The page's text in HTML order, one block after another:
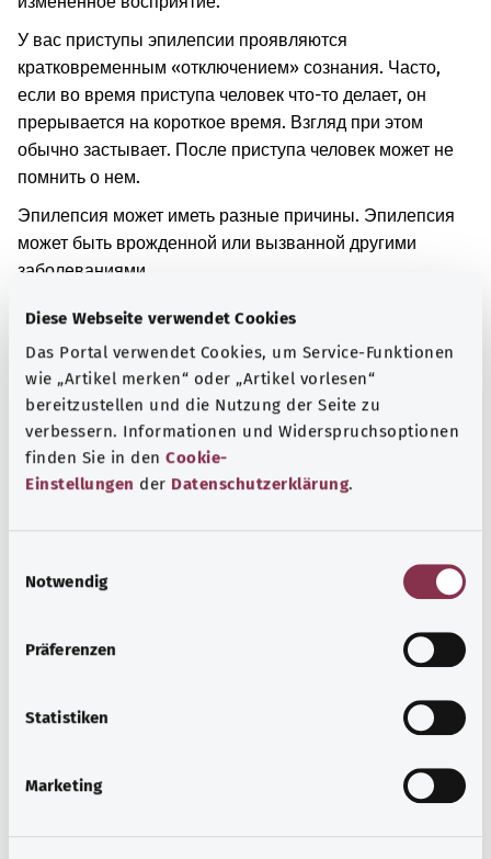
Diese Webseite verwendet Cookies
Das Portal verwendet Cookies, um Service-Funktionen
wie „Artikel merken“ oder „Artikel vorlesen“
bereitzustellen und die Nutzung der Seite zu
verbessern. Informationen und Widerspruchsoptionen
finden Sie in den Cookie-
Einstellungen der Datenschutzerklärung.
Notwendig
Präferenzen
Statistiken
Marketing
У вас приступы эпилепсии проявляются
кратковременным «отключением» сознания. Часто,
если во время приступа человек что-то делает, он
прерывается на короткое время. Взгляд при этом
обычно застывает. После приступа человек может не
помнить о нем.
Эпилепсия может иметь разные причины. Эпилепсия
может быть врожденной или вызванной другими
заболеваниями.
Дополнительные обозначения
Указание
hab’ ich? GmbH по поручению Bundesministerium für
Gesundheit (BMG, Федеральное министерство
Для хорошей осведомленности